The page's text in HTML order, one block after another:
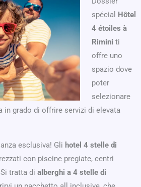
spécial Hôtel
4 étoiles à
Rimini ti
offre uno
spazio dove
poter
selezionare
in grado di offrire servizi di elevata
esclusiva! Gli hotel 4 stelle di
con piscine pregiate, centri
tratta di alberghi a 4 stelle di